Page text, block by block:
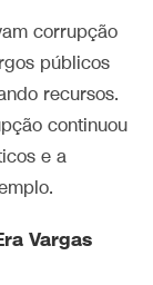
corrupção
públicos
recursos.
continuou
e a
Vargas